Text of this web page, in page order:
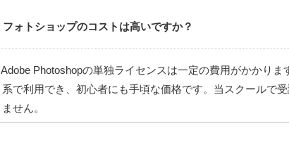
フォトショップのコストは高いですか？
Adobe Photoshopの単独ライセンスは一定の費用がかかり
系で利用でき、初心者にも手頃な価格です。当スクールで
ません。